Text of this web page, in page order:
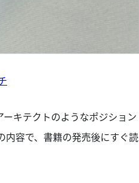
キテクトのようなポジション
内容で、書籍の発売後にすぐ読